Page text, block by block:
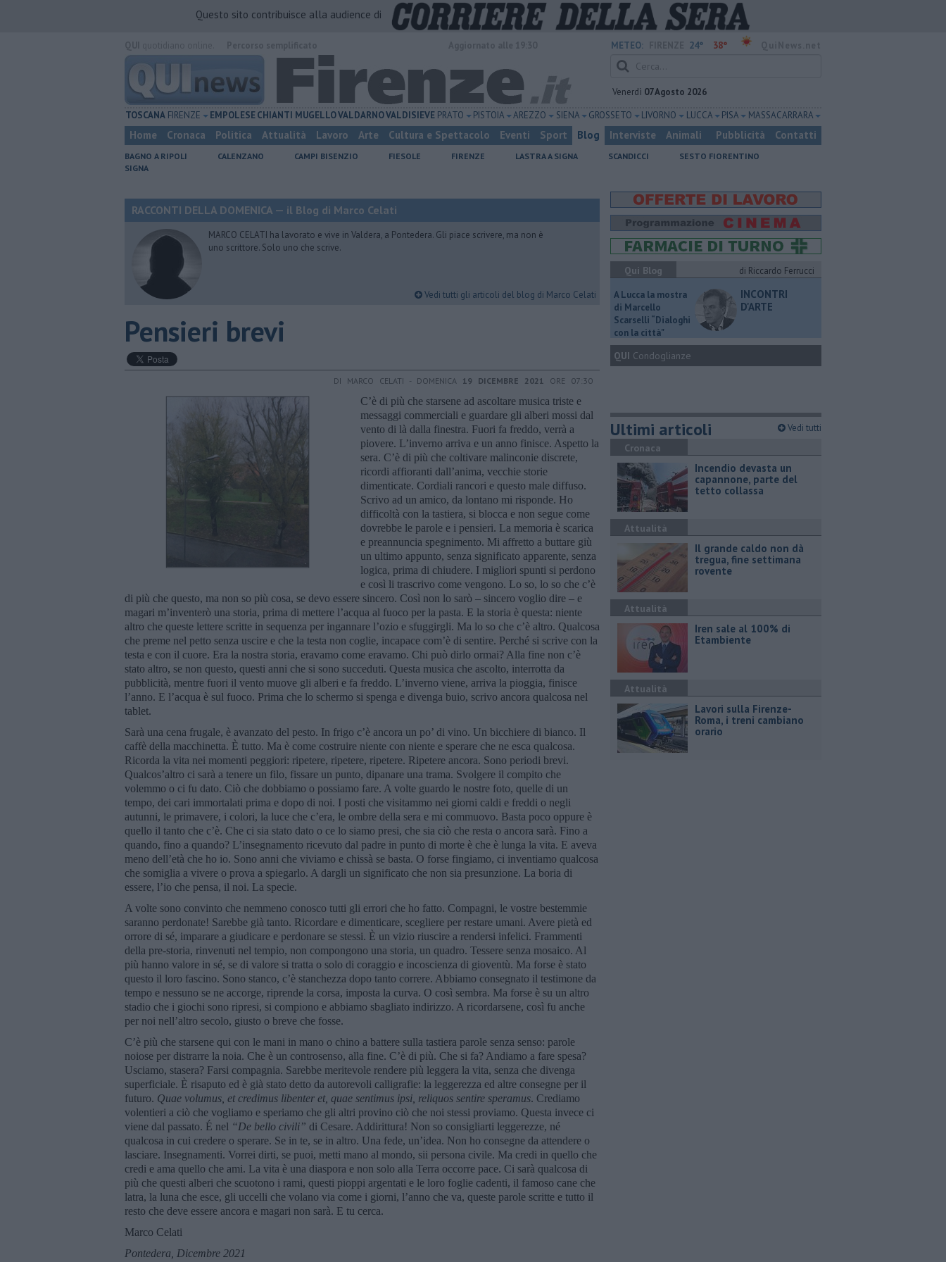
Questo sito contribuisce alla audience di
METEO: 24° 38°
Venerdì 07 Agosto 2026
TOSCANA FIRENZE EMPOLESECHIANTI MUGELLOVALDARNOVALDISIEVE PRATO PISTOIA AREZZO SIENA GROSSETO LIVORNO LUCCA PISA MASSA CARRARA
Home Cronaca Politica Attualità Lavoro Arte Cultura e Spettacolo Eventi Sport Blog Interviste Animali Pubblicità Contatti
BAGNO A RIPOLI CALENZANO CAMPI BISENZIO FIESOLE FIRENZE LASTRA A SIGNA SCANDICCI
SESTO FIORENTINO
SIGNA
RACCONTI DELLA DOMENICA — il Blog di Marco Celati
MARCO CELATI ha lavorato e vive in Valdera, a Pontedera. Gli piace scrivere, ma non è
uno scrittore. Solo uno che scrive.
Vedi tutti gli articoli del blog di Marco Celati
Pensieri brevi
DI MARCO CELATI - DOMENICA 19 DICEMBRE 2021 ORE 07:30
C’è di più che starsene ad ascoltare musica triste e
messaggi commerciali e guardare gli alberi mossi dal
vento di là dalla finestra. Fuori fa freddo, verrà a
piovere. L’inverno arriva e un anno finisce. Aspetto la
sera. C’è di più che coltivare malinconie discrete,
ricordi affioranti dall’anima, vecchie storie
dimenticate. Cordiali rancori e questo male diffuso.
Scrivo ad un amico, da lontano mi risponde. Ho
difficoltà con la tastiera, si blocca e non segue come
dovrebbe le parole e i pensieri. La memoria è scarica
e preannuncia spegnimento. Mi affretto a buttare giù
un ultimo appunto, senza significato apparente, senza
logica, prima di chiudere. I migliori spunti si perdono
e così li trascrivo come vengono. Lo so, lo so che c’è
di più che questo, ma non so più cosa, se devo essere sincero. Così non lo sarò – sincero voglio dire – e
magari m’inventerò una storia, prima di mettere l’acqua al fuoco per la pasta. E la storia è questa: niente
altro che queste lettere scritte in sequenza per ingannare l’ozio e sfuggirgli. Ma lo so che c’è altro. Qualcosa
che preme nel petto senza uscire e che la testa non coglie, incapace com’è di sentire. Perché si scrive con la
testa e con il cuore. Era la nostra storia, eravamo come eravamo. Chi può dirlo ormai? Alla fine non c’è
stato altro, se non questo, questi anni che si sono succeduti. Questa musica che ascolto, interrotta da
pubblicità, mentre fuori il vento muove gli alberi e fa freddo. L’inverno viene, arriva la pioggia, finisce
l’anno. E l’acqua è sul fuoco. Prima che lo schermo si spenga e divenga buio, scrivo ancora qualcosa nel
tablet.
Sarà una cena frugale, è avanzato del pesto. In frigo c’è ancora un po’ di vino. Un bicchiere di bianco. Il
caffè della macchinetta. È tutto. Ma è come costruire niente con niente e sperare che ne esca qualcosa.
Ricorda la vita nei momenti peggiori: ripetere, ripetere, ripetere. Ripetere ancora. Sono periodi brevi.
Qualcos’altro ci sarà a tenere un filo, fissare un punto, dipanare una trama. Svolgere il compito che
volemmo o ci fu dato. Ciò che dobbiamo o possiamo fare. A volte guardo le nostre foto, quelle di un
tempo, dei cari immortalati prima e dopo di noi. I posti che visitammo nei giorni caldi e freddi o negli
autunni, le primavere, i colori, la luce che c’era, le ombre della sera e mi commuovo. Basta poco oppure è
quello il tanto che c’è. Che ci sia stato dato o ce lo siamo presi, che sia ciò che resta o ancora sarà. Fino a
quando, fino a quando? L’insegnamento ricevuto dal padre in punto di morte è che è lunga la vita. E aveva
meno dell’età che ho io. Sono anni che viviamo e chissà se basta. O forse fingiamo, ci inventiamo qualcosa
che somiglia a vivere o prova a spiegarlo. A dargli un significato che non sia presunzione. La boria di
essere, l’io che pensa, il noi. La specie.
A volte sono convinto che nemmeno conosco tutti gli errori che ho fatto. Compagni, le vostre bestemmie
saranno perdonate! Sarebbe già tanto. Ricordare e dimenticare, scegliere per restare umani. Avere pietà ed
orrore di sé, imparare a giudicare e perdonare se stessi. È un vizio riuscire a rendersi infelici. Frammenti
della pre-storia, rinvenuti nel tempio, non compongono una storia, un quadro. Tessere senza mosaico. Al
più hanno valore in sé, se di valore si tratta o solo di coraggio e incoscienza di gioventù. Ma forse è stato
questo il loro fascino. Sono stanco, c’è stanchezza dopo tanto correre. Abbiamo consegnato il testimone da
tempo e nessuno se ne accorge, riprende la corsa, imposta la curva. O così sembra. Ma forse è su un altro
stadio che i giochi sono ripresi, si compiono e abbiamo sbagliato indirizzo. A ricordarsene, così fu anche
per noi nell’altro secolo, giusto o breve che fosse.
C’è più che starsene qui con le mani in mano o chino a battere sulla tastiera parole senza senso: parole
noiose per distrarre la noia. Che è un controsenso, alla fine. C’è di più. Che si fa? Andiamo a fare spesa?
Usciamo, stasera? Farsi compagnia. Sarebbe meritevole rendere più leggera la vita, senza che divenga
superficiale. È risaputo ed è già stato detto da autorevoli calligrafie: la leggerezza ed altre consegne per il
futuro. Quae volumus, et credimus libenter et, quae sentimus ipsi, reliquos sentire speramus. Crediamo
volentieri a ciò che vogliamo e speriamo che gli altri provino ciò che noi stessi proviamo. Questa invece ci
viene dal passato. É nel “De bello civili” di Cesare. Addirittura! Non so consigliarti leggerezze, né
qualcosa in cui credere o sperare. Se in te, se in altro. Una fede, un’idea. Non ho consegne da attendere o
lasciare. Insegnamenti. Vorrei dirti, se puoi, metti mano al mondo, sii persona civile. Ma credi in quello che
credi e ama quello che ami. La vita è una diaspora e non solo alla Terra occorre pace. Ci sarà qualcosa di
più che questi alberi che scuotono i rami, questi pioppi argentati e le loro foglie cadenti, il famoso cane che
latra, la luna che esce, gli uccelli che volano via come i giorni, l’anno che va, queste parole scritte e tutto il
resto che deve essere ancora e magari non sarà. E tu cerca.
Marco Celati
Pontedera, Dicembre 2021
Qui Blog
di Riccardo Ferrucci
A Lucca la mostra
di Marcello
Scarselli “Dialoghi
con la città"
INCONTRI
D'ARTE
QUI Condoglianze
Ultimi articoli Vedi tutti
Cronaca
Incendio devasta un
capannone, parte del
tetto collassa
Attualità
Il grande caldo non dà
tregua, fine settimana
rovente
Attualità
Iren sale al 100% di
Etambiente
Attualità
Lavori sulla Firenze-
Roma, i treni cambiano
orario